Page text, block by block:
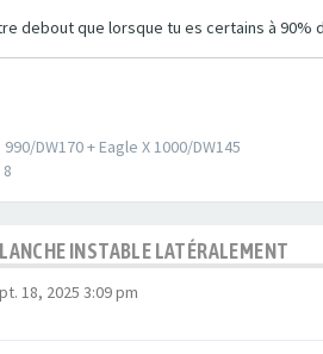
debout que lorsque tu es certains à
DW170 + Eagle X 1000/DW145
INSTABLE LATÉRALEMENT
18, 2025 3:09 pm